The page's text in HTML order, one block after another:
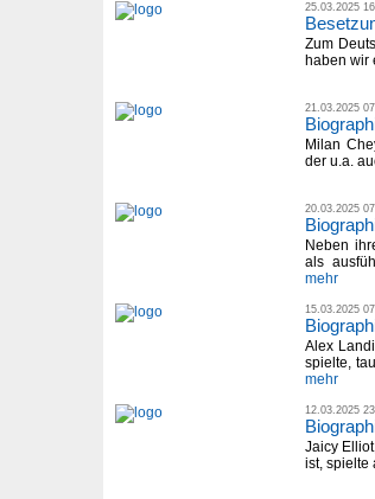
25.03.2025
Zum
haben wir
21.03.2025
Milan
der u.a.
20.03.2025
Neben
als
mehr
15.03.2025
Alex
spielte,
mehr
12.03.2025
Jaicy
ist, spielte